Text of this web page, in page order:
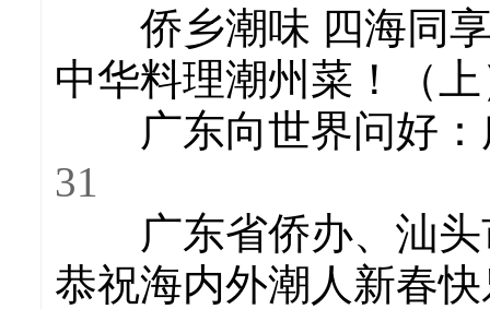
侨乡潮味 四海同
中华料理潮州菜！（
广东向世界问好
31
广东省侨办、汕
恭祝海内外潮人新春